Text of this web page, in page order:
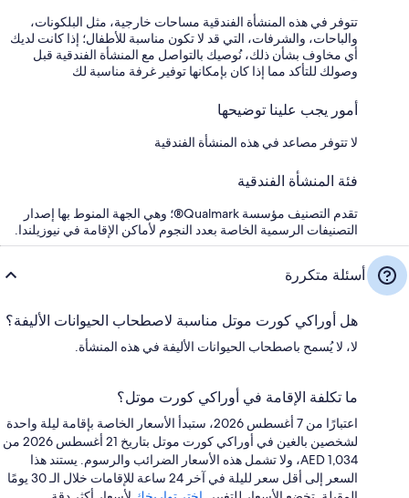
تتوفر في هذه المنشأة الفندقية مساحات خارجية، مثل البلكونات،
والباحات، والشرفات، التي قد لا تكون مناسبة للأطفال؛ إذا كانت لديك
أي مخاوف بشأن ذلك، نُوصيك بالتواصل مع المنشأة الفندقية قبل
وصولك للتأكد مما إذا كان بإمكانها توفير غرفة مناسبة لك
أمور يجب علينا توضيحها
لا تتوفر مصاعد في هذه المنشأة الفندقية
فئة المنشأة الفندقية
تقدم التصنيف مؤسسة Qualmark®؛ وهي الجهة المنوط بها إصدار
التصنيفات الرسمية الخاصة بعدد النجوم لأماكن الإقامة في نيوزيلندا.
أسئلة متكررة
هل أوراكي كورت موتل مناسبة لاصطحاب الحيوانات الأليفة؟
لا، لا يُسمح باصطحاب الحيوانات الأليفة في هذه المنشأة.
ما تكلفة الإقامة في أوراكي كورت موتل؟
اعتبارًا من 7 أغسطس 2026، ستبدأ الأسعار الخاصة بإقامة ليلة واحدة
لشخصين بالغين في أوراكي كورت موتل بتاريخ 21 أغسطس 2026 من
AED 1,034، ولا تشمل هذه الأسعار الضرائب والرسوم. يستند هذا
السعر إلى أقل سعر لليلة في آخر 24 ساعة للإقامات خلال الـ 30 يومًا